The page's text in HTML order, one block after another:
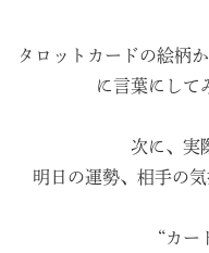
タロットカードの絵柄
に言葉にして
次に、実
明日の運勢、相手の
“カー